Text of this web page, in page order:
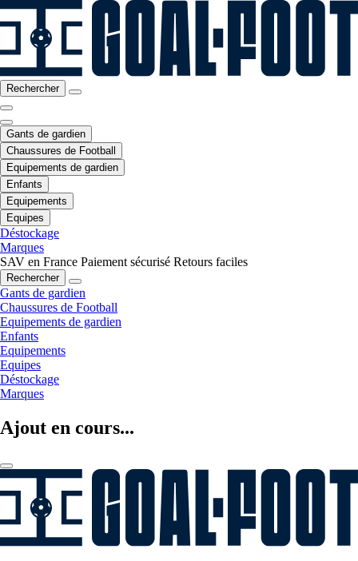
Rechercher
Gants de gardien
Chaussures de Football
Equipements de gardien
Enfants
Equipements
Equipes
Déstockage
Marques
SAV en France Paiement sécurisé Retours faciles
Rechercher
Gants de gardien
Chaussures de Football
Equipements de gardien
Enfants
Equipements
Equipes
Déstockage
Marques
Ajout en cours...